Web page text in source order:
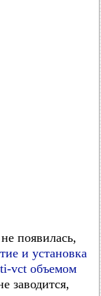
появилась,
и установка
ti-vct объемом
заводится,